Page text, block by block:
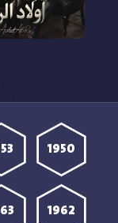
1950
1962